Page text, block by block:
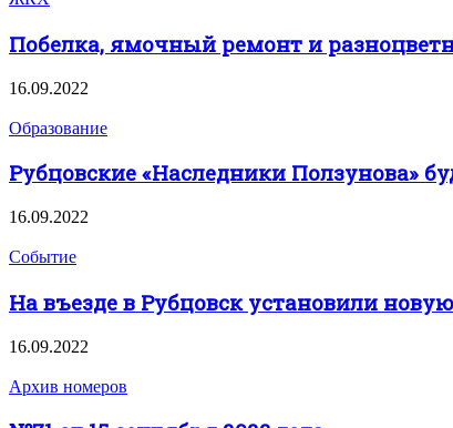
Побелка, ямочный ремонт и
16.09.2022
Образование
Рубцовские «Наследники Ползунова»
16.09.2022
Событие
На въезде в Рубцовск установили
16.09.2022
Архив номеров